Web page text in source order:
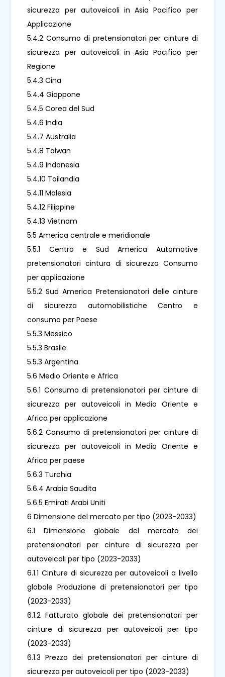
sicurezza per autoveicoli in Asia Pacifico per
Applicazione
5.4.2 Consumo di pretensionatori per cinture di
sicurezza per autoveicoli in Asia Pacifico per
Regione
5.4.3 Cina
5.4.4 Giappone
5.4.5 Corea del Sud
5.4.6 India
5.4.7 Australia
5.4.8 Taiwan
5.4.9 Indonesia
5.4.10 Tailandia
5.4.11 Malesia
5.4.12 Filippine
5.4.13 Vietnam
5.5 America centrale e meridionale
5.5.1 Centro e Sud America Automotive
pretensionatori cintura di sicurezza Consumo
per applicazione
5.5.2 Sud America Pretensionatori delle cinture
di sicurezza automobilistiche Centro e
consumo per Paese
5.5.3 Messico
5.5.3 Brasile
5.5.3 Argentina
5.6 Medio Oriente e Africa
5.6.1 Consumo di pretensionatori per cinture di
sicurezza per autoveicoli in Medio Oriente e
Africa per applicazione
5.6.2 Consumo di pretensionatori per cinture di
sicurezza per autoveicoli in Medio Oriente e
Africa per paese
5.6.3 Turchia
5.6.4 Arabia Saudita
5.6.5 Emirati Arabi Uniti
6 Dimensione del mercato per tipo (2023-2033)
6.1 Dimensione globale del mercato dei
pretensionatori per cinture di sicurezza per
autoveicoli per tipo (2023-2033)
6.1.1 Cinture di sicurezza per autoveicoli a livello
globale Produzione di pretensionatori per tipo
(2023-2033)
6.1.2 Fatturato globale dei pretensionatori per
cinture di sicurezza per autoveicoli per tipo
(2023-2033)
6.1.3 Prezzo dei pretensionatori per cinture di
sicurezza per autoveicoli per tipo (2023-2033)